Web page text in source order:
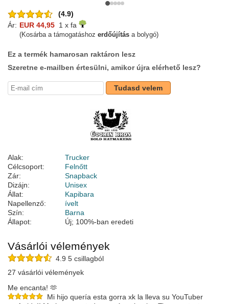
(4.9)
Ár: EUR 44,95 1 x fa
(Kosárba a támogatáshoz erdőújítás a bolygó)
Ez a termék hamarosan raktáron lesz
Szeretne e-mailben értesülni, amikor újra elérhető lesz?
Tudasd velem
Alak:
Trucker
Célcsoport:
Felnőtt
Zár:
Snapback
Dizájn:
Unisex
Állat:
Kapibara
Napellenző:
ívelt
Szín:
Barna
Állapot:
Új; 100%-ban eredeti
Vásárlói vélemények
4.9 5 csillagból
27 vásárlói vélemények
Me encanta! 🫶
Mi hijo quería esta gorra xk la lleva su YouTuber